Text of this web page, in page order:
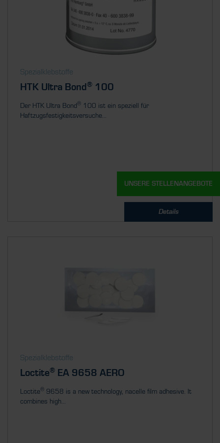
Spezialklebstoffe
HTK Ultra Bond® 100
Der HTK Ultra Bond® 100 ist ein speziell für
Haftzugsfestigkeitsversuche...
Details
Spezialklebstoffe
Loctite® EA 9658 AERO
Loctite® 9658 is a new technology, nacelle film adhesive. It
combines high...
UNSERE STELLENANGEBOTE